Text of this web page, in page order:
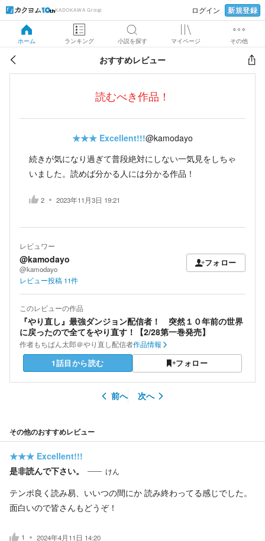
KADOKAWA Group ログイン 新規登録
ホーム ランキング 小説を探す マイページ その他
おすすめレビュー
読むべき作品！
★★★ Excellent!!!@kamodayo
続きが気になり過ぎて普段絶対にしない一気見をしちゃ
いました。読めば分かる人には分かる作品！
2 2023年11月3日 19:21
レビュワー
@kamodayo
@kamodayo
フォロー
レビュー投稿 11件
このレビューの作品
『やり直し』最強ダンジョン配信者！ 突然１０年前の世界
に戻ったので全てをやり直す！【2/28第一巻発売】
作者もちぱん太郎＠やり直し配信者作品情報
1話目から読む フォロー
前へ 次へ
その他のおすすめレビュー
★★★ Excellent!!!
是非読んで下さい。
けん
テンポ良く読み易、いいつの間にか 読み終わってる感じでした。
面白いので皆さんもどうぞ！
1 2024年4月11日 14:20